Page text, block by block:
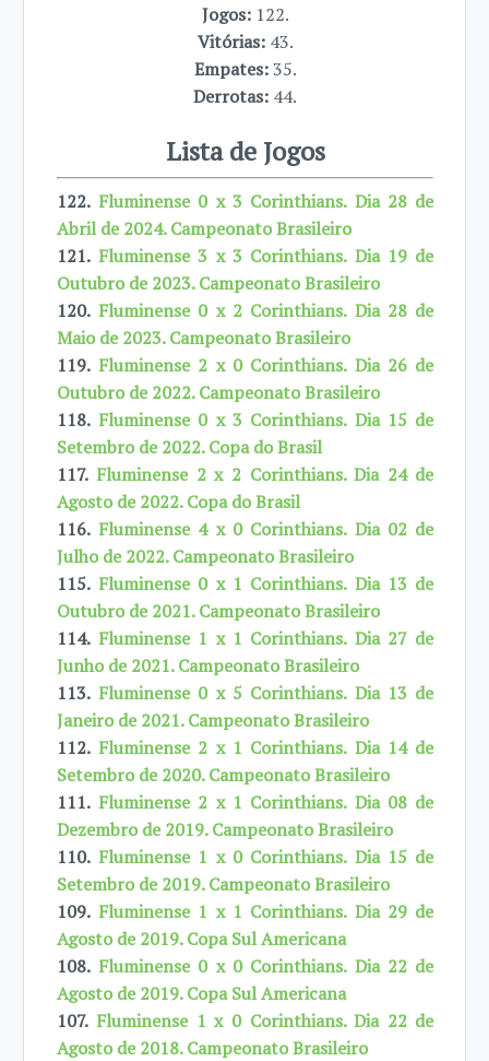
Jogos: 122.
Vitórias: 43.
Empates:35.
Derrotas: 44.
Lista de Jogos
122. Fluminense 0 x 3 Corinthians. Dia 28 de
Abril de 2024. Campeonato Brasileiro
121. Fluminense 3 x 3 Corinthians. Dia 19 de
Outubro de 2023. Campeonato Brasileiro
120. Fluminense 0 x 2 Corinthians. Dia 28 de
Maio de 2023. Campeonato Brasileiro
119. Fluminense 2 x 0 Corinthians. Dia 26 de
Outubro de 2022. Campeonato Brasileiro
118. Fluminense 0 x 3 Corinthians. Dia 15 de
Setembro de 2022. Copa do Brasil
117. Fluminense 2 x 2 Corinthians. Dia 24 de
Agosto de 2022. Copa do Brasil
116. Fluminense 4 x 0 Corinthians. Dia 02 de
Julho de 2022. Campeonato Brasileiro
115.Fluminense 0 x 1 Corinthians. Dia 13 de
Outubro de 2021. Campeonato Brasileiro
114. Fluminense 1 x 1 Corinthians. Dia 27 de
Junho de 2021. Campeonato Brasileiro
113. Fluminense 0 x 5 Corinthians. Dia 13 de
Janeiro de 2021. Campeonato Brasileiro
112. Fluminense 2 x 1 Corinthians. Dia 14 de
Setembro de 2020. Campeonato Brasileiro
111. Fluminense 2 x 1 Corinthians. Dia 08 de
Dezembro de 2019. Campeonato Brasileiro
110. Fluminense 1 x 0 Corinthians. Dia 15 de
Setembro de 2019. Campeonato Brasileiro
109. Fluminense 1 x 1 Corinthians. Dia 29 de
Agosto de 2019. Copa Sul Americana
108. Fluminense 0 x 0 Corinthians. Dia 22 de
Agosto de 2019. Copa Sul Americana
107. Fluminense 1 x 0 Corinthians. Dia 22 de
Agosto de 2018. Campeonato Brasileiro